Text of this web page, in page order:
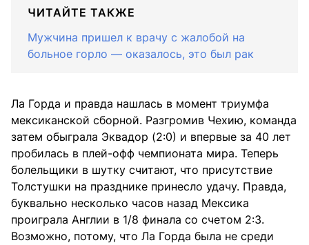
ЧИТАЙТЕ ТАКЖЕ
Мужчина пришел к врачу с жалобой на
больное горло — оказалось, это был рак
Ла Горда и правда нашлась в момент триумфа
мексиканской сборной. Разгромив Чехию, команда
затем обыграла Эквадор (2:0) и впервые за 40 лет
пробилась в плей-офф чемпионата мира. Теперь
болельщики в шутку считают, что присутствие
Толстушки на празднике принесло удачу. Правда,
буквально несколько часов назад Мексика
проиграла Англии в 1/8 финала со счетом 2:3.
Возможно, потому, что Ла Горда была не среди